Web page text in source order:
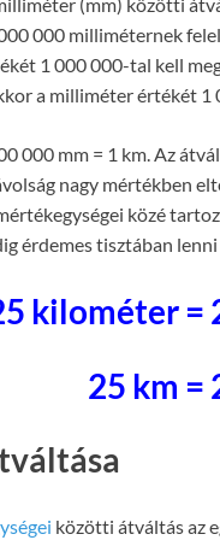
000 milliméternek
1 000 000-tal kell
a milliméter értékét 1
000 mm = 1 km. Az
nagy mértékben
közé
érdemes tisztában
kilométer =
25 km =
közötti átváltás az